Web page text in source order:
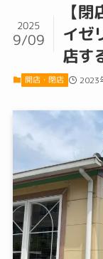
【
イゼ
店す
2025
9/09
開店・閉店 2023